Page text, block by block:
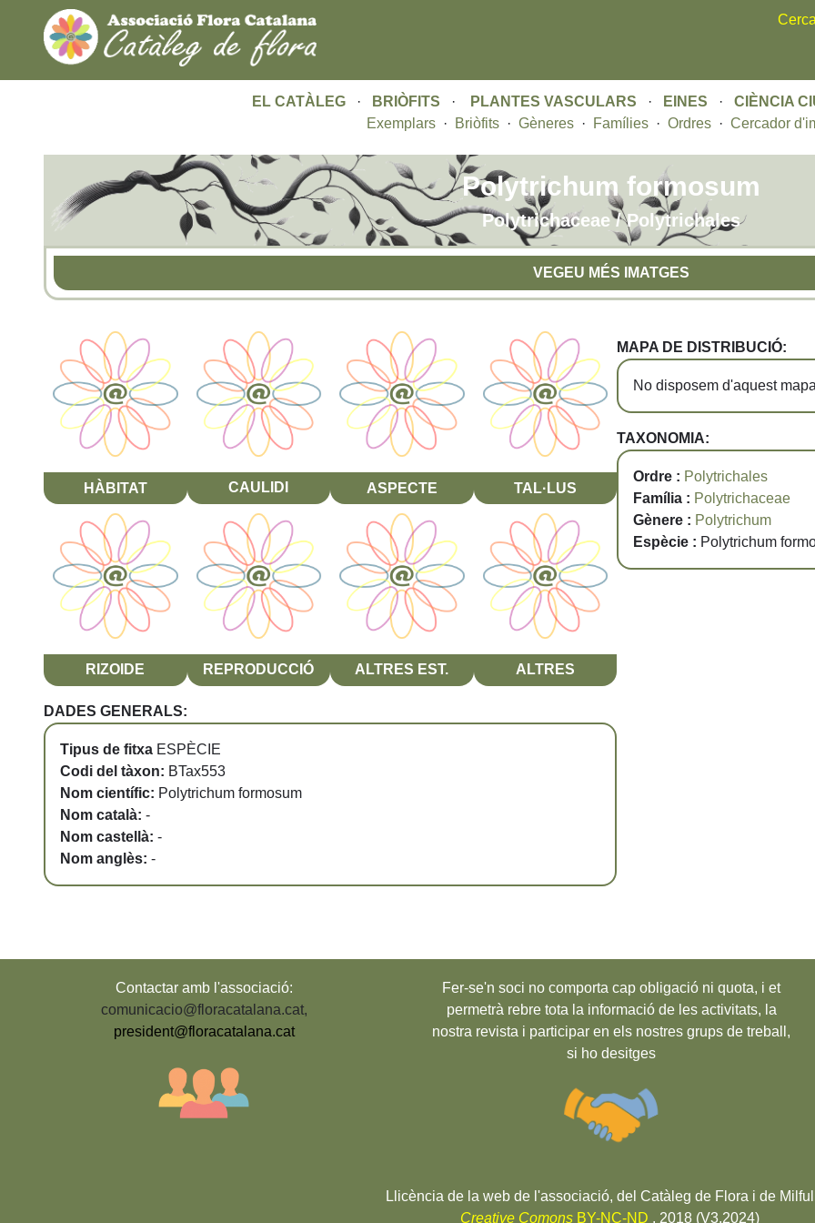
EL CATÀLEG· BRIÒFITS · PLANTES VASCULARS · EINES · CIÈNCIA
Exemplars · Briòfits · Gèneres · Famílies · Ordres · Cercador
Polytrichum formosum
Polytrichaceae / Polytrichales
VEGEU MÉS IMATGES
HÀBITAT CAULIDI ASPECTE TAL·LUS
RIZOIDE REPRODUCCIÓ ALTRES EST. ALTRES
DADES GENERALS:
Tipus de fitxa ESPÈCIE
Codi del tàxon: BTax553
Nom científic: Polytrichum formosum
Nom català: -
Nom castellà: -
Nom anglès: -
MAPA DE DISTRIBUCIÓ:
No disposem d'aquest
TAXONOMIA:
Ordre : Polytrichales
Família : Polytrichaceae
Gènere : Polytrichum
Espècie : Polytrichum
Contactar amb l'associació:
comunicacio@floracatalana.cat,
president@floracatalana.cat
Fer-se'n soci no comporta cap obligació ni quota, i et
permetrà rebre tota la informació de les activitats, la
nostra revista i participar en els nostres grups de treball,
si ho desitges
Llicència de la web de l'associació, del Catàleg de Flora i de
Creative ComonsBY-NC-ND . 2018 (V3.2024)